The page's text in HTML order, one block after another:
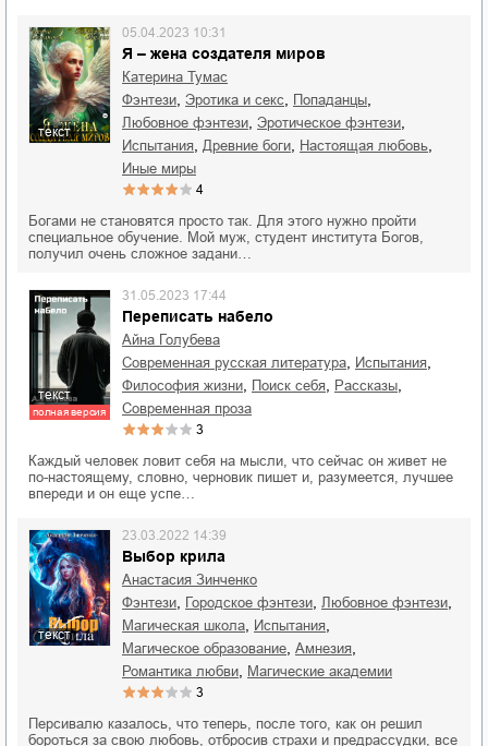
текст
Я – жена создателя миров
05.04.2023 10:31
Катерина Тумас
фэнтези
эротика и секс попаданцы
любовное фэнтези эротическое фэнтези
испытания древние боги настоящая любовь
иные миры
4
Богами не становятся просто так. Для этого нужно пройти
специальное обучение. Мой муж, студент института Богов,
получил очень сложное задани…
текст
полная версия
Переписать набело
31.05.2023 17:44
Айна Голубева
современная русская литература
испытания
философия жизни поиск себя рассказы
современная проза
3
Каждый человек ловит себя на мысли, что сейчас он живет не
по-настоящему, словно, черновик пишет и, разумеется, лучшее
впереди и он еще успе…
текст
Выбор крила
23.03.2022 14:39
Анастасия Зинченко
фэнтези
городское фэнтези любовное фэнтези
магическая школа испытания
магическое образование амнезия
романтика любви магические академии
3
Персивалю казалось, что теперь, после того, как он решил
бороться за свою любовь, отбросив страхи и предрассудки, все